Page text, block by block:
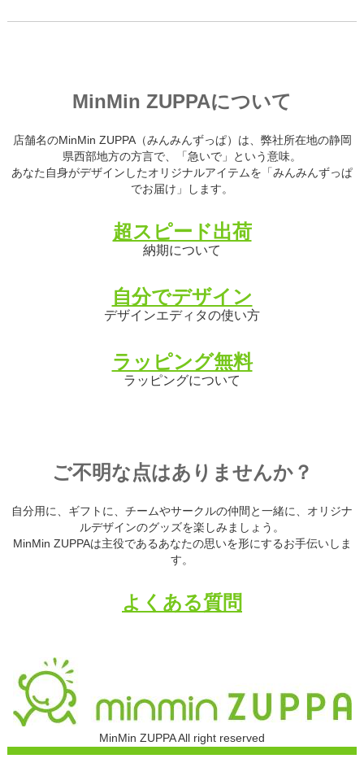
MinMin ZUPPAについて
店舗名のMinMin ZUPPA（みんみんずっぱ）は、弊社所在地の静岡
県西部地方の方言で、「急いで」という意味。
あなた自身がデザインしたオリジナルアイテムを「みんみんずっぱ
でお届け」します。
超スピード出荷
納期について
自分でデザイン
デザインエディタの使い方
ラッピング無料
ラッピングについて
ご不明な点はありませんか？
自分用に、ギフトに、チームやサークルの仲間と一緒に、オリジナ
ルデザインのグッズを楽しみましょう。
MinMin ZUPPAは主役であるあなたの思いを形にするお手伝いしま
す。
よくある質問
MinMin ZUPPA All right reserved